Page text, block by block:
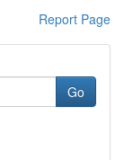
Report Page
Go